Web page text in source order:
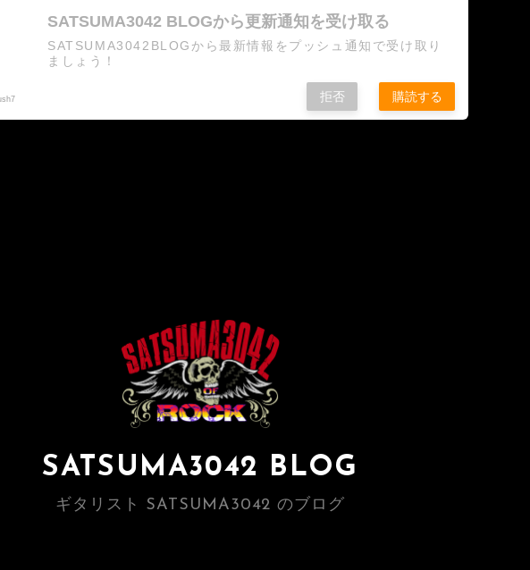
SATSUMA3042 BLOG
ギタリスト SATSUMA3042 のブログ
SATSUMA3042 BLOGから更新通知を受け取る
SATSUMA3042BLOGから最新情報をプッシュ通知で受け取り
ましょう！
拒否 購読する